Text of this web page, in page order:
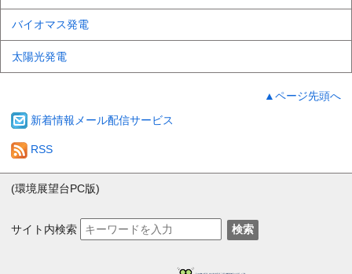
バイオマス発電
太陽光発電
▲ページ先頭へ
新着情報メール配信サービス
RSS
(環境展望台PC版)
サイト内検索 検索